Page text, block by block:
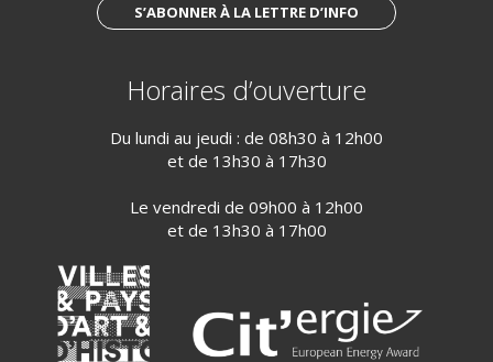
S’ABONNER À LA LETTRE D’INFO
Horaires d’ouverture
Du lundi au jeudi : de 08h30 à 12h00
et de 13h30 à 17h30
Le vendredi de 09h00 à 12h00
et de 13h30 à 17h00